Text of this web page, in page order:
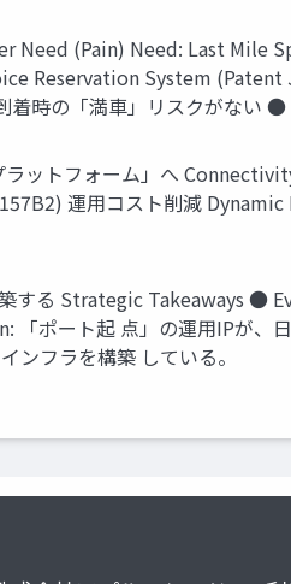
Need (Pain) Need: Last
Reservation System
時の「満車」リスクがない
ラットフォーム」へ
運用コスト削減
する Strategic Takeaways ●
ポート起 点」の運用IPが、
ンフラを構築 している。